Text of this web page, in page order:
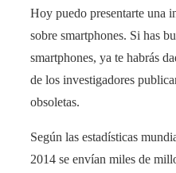
Hoy puedo presentarte una
sobre smartphones. Si has
smartphones, ya te habrás
de los investigadores
obsoletas.
Según las estadísticas
2014 se envían miles de